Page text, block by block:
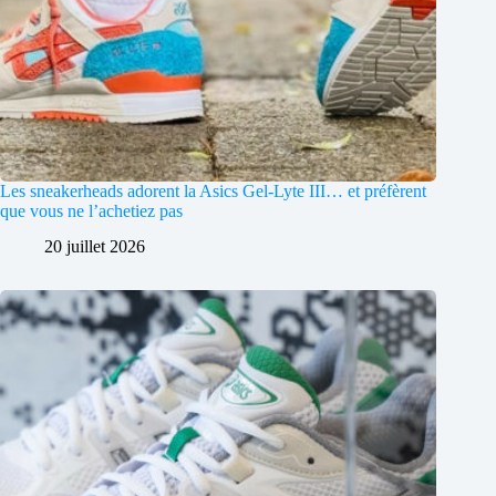
Les sneakerheads adorent la Asics Gel-Lyte III… et préfèrent
que vous ne l’achetiez pas
20 juillet 2026